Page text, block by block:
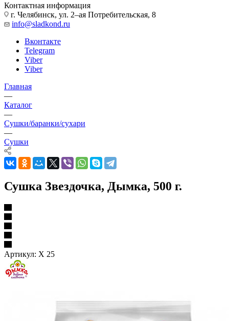
Контактная информация
г. Челябинск, ул. 2–ая Потребительская, 8
info@sladkond.ru
Вконтакте
Telegram
Viber
Viber
Главная
—
Каталог
—
Сушки/баранки/сухари
—
Сушки
Сушка Звездочка, Дымка, 500 г.
Артикул: Х 25